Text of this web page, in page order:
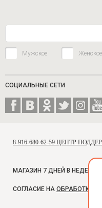
Мужское Женское
СОЦИАЛЬНЫЕ СЕТИ
8-916-680-62-59 ЦЕНТР
МАГАЗИН 7 ДНЕЙ В НЕДЕЛЮ,
СОГЛАСИЕ НА ОБРАБОТКУ